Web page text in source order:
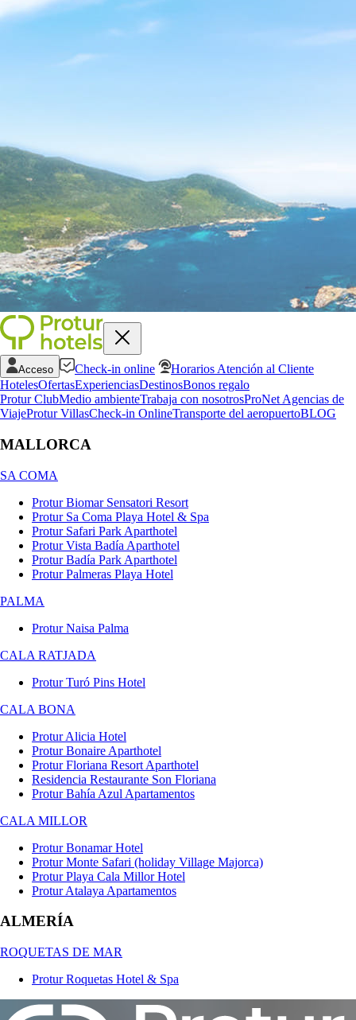
Acceso Check-in online
Horarios Atención al Cliente
HotelesOfertasExperienciasDestinosBonos regalo
Protur ClubMedio ambienteTrabaja con nosotrosProNet Agencias de
ViajeProtur VillasCheck-in OnlineTransporte del aeropuertoBLOG
MALLORCA
SA COMA
Protur Biomar Sensatori Resort
Protur Sa Coma Playa Hotel & Spa
Protur Safari Park Aparthotel
Protur Vista Badía Aparthotel
Protur Badía Park Aparthotel
Protur Palmeras Playa Hotel
PALMA
Protur Naisa Palma
CALA RATJADA
Protur Turó Pins Hotel
CALA BONA
Protur Alicia Hotel
Protur Bonaire Aparthotel
Protur Floriana Resort Aparthotel
Residencia Restaurante Son Floriana
Protur Bahía Azul Apartamentos
CALA MILLOR
Protur Bonamar Hotel
Protur Monte Safari (holiday Village Majorca)
Protur Playa Cala Millor Hotel
Protur Atalaya Apartamentos
ALMERÍA
ROQUETAS DE MAR
Protur Roquetas Hotel & Spa